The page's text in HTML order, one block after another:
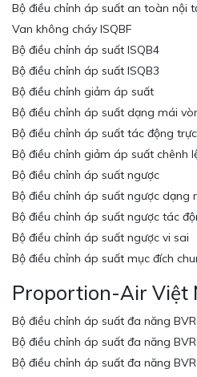
Bộ điều chỉnh áp suất an toàn nội
Van không cháy ISQBF
Bộ điều chỉnh áp suất ISQB4
Bộ điều chỉnh áp suất ISQB3
Bộ điều chỉnh giảm áp suất
Bộ điều chỉnh áp suất dạng mái
Bộ điều chỉnh áp suất tác động
Bộ điều chỉnh giảm áp suất chênh
Bộ điều chỉnh áp suất ngược
Bộ điều chỉnh áp suất ngược dạng
Bộ điều chỉnh áp suất ngược tác
Bộ điều chỉnh áp suất ngược vi sai
Bộ điều chỉnh áp suất mục đích
Proportion-Air Việt
Bộ điều chỉnh áp suất đa năng
Bộ điều chỉnh áp suất đa năng
Bộ điều chỉnh áp suất đa năng